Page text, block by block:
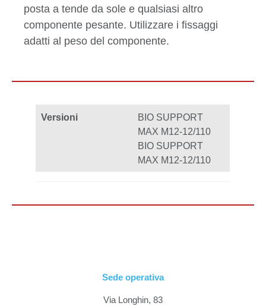
posta a tende da sole e qualsiasi altro
componente pesante. Utilizzare i fissaggi
adatti al peso del componente.
Versioni
BIO SUPPORT
MAX M12-12/110
BIO SUPPORT
MAX M12-12/110
Sede operativa
Via Longhin, 83